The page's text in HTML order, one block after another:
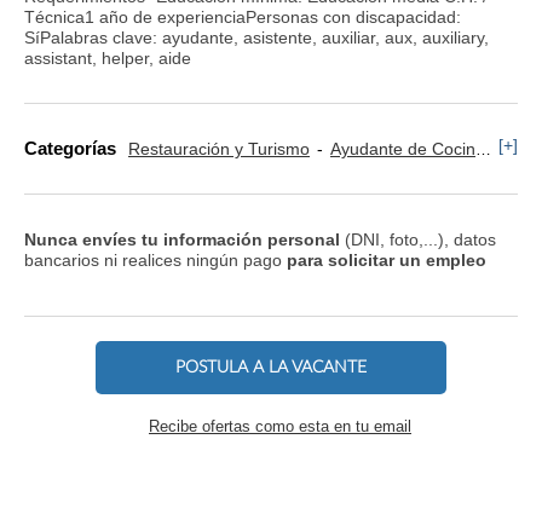
Técnica1 año de experienciaPersonas con discapacidad:
SíPalabras clave: ayudante, asistente, auxiliar, aux, auxiliary,
assistant, helper, aide
Categorías Restauración y Turismo Ayudante de Cocina [+]
Nunca envíes tu información personal (DNI, foto,...), datos
bancarios ni realices ningún pago para solicitar un empleo
POSTULA A LA VACANTE
Recibe ofertas como esta en tu email